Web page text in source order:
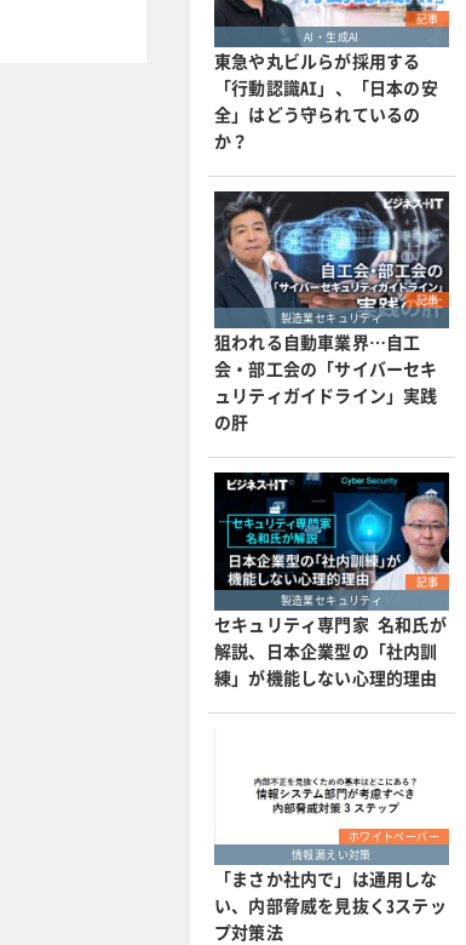
記事
AI・生成AI
東急や丸ビルらが採用する
「行動認識AI」、「日本の安
全」はどう守られているの
か？
記事
製造業セキュリティ
狙われる自動車業界…自工
会・部工会の「サイバーセキ
ュリティガイドライン」実践
の肝
記事
製造業セキュリティ
セキュリティ専門家 名和氏が
解説、日本企業型の「社内訓
練」が機能しない心理的理由
ホワイトペーパー
情報漏えい対策
「まさか社内で」は通用しな
い、内部脅威を見抜く3ステッ
プ対策法